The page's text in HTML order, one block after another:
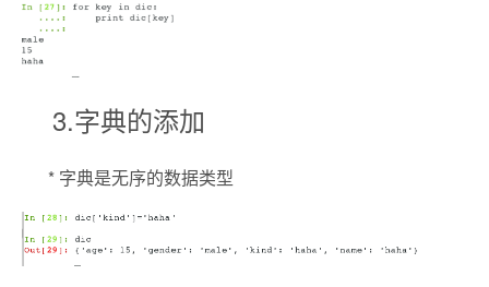
3.字典的添加
* 字典是无序的数据类型